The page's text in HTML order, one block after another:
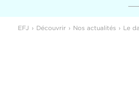
EFJ Découvrir Nos actualités Le